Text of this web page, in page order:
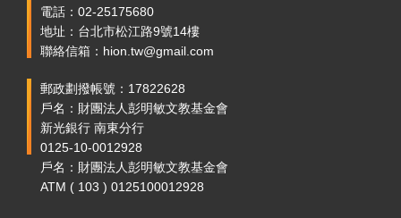
電話：02-25175680
地址：台北市松江路9號14樓
聯絡信箱：hion.tw@gmail.com
郵政劃撥帳號：17822628
戶名：財團法人彭明敏文教基金會
新光銀行 南東分行
0125-10-0012928
戶名：財團法人彭明敏文教基金會
ATM ( 103 ) 0125100012928